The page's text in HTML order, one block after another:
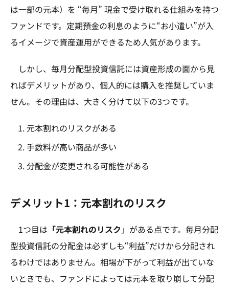
は一部の元本）を “毎月” 現金で受け取れる仕組みを持つ
ファンドです。定期預金の利息のように“お小遣い”が入
るイメージで資産運用ができるため人気があります。
しかし、毎月分配型投資信託には資産形成の面から見
ればデメリットがあり、個人的には購入を推奨していま
せん。その理由は、大きく分けて以下の3つです。
元本割れのリスクがある
手数料が高い商品が多い
分配金が変更される可能性がある
デメリット1：元本割れのリスク
1つ目は 「元本割れのリスク 」がある点です。毎月分配
型投資信託の分配金は必ずしも“利益”だけから分配され
るわけではありません。相場が下がって利益が出ていな
いときでも、ファンドによっては元本を取り崩して分配